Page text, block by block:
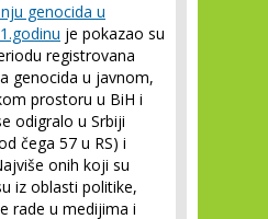
genocida u
je pokazao su
registrovana
genocida u javnom,
prostoru u BiH i
odigralo u Srbiji
čega 57 u RS) i
onih koji su
iz oblasti politike,
rade u medijima i